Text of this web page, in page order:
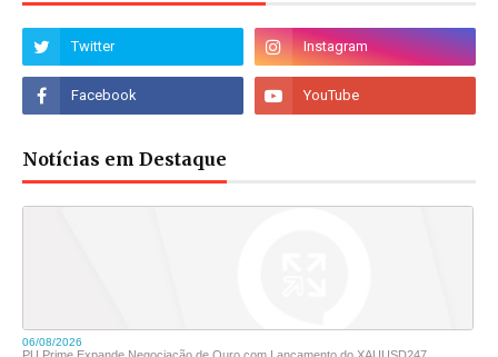
Notícias em Destaque